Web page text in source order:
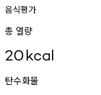
음식평가
총 열량
20kcal
탄수화물